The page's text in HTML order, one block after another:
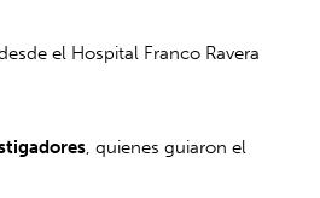
el Hospital Franco Ravera
, quienes guiaron el